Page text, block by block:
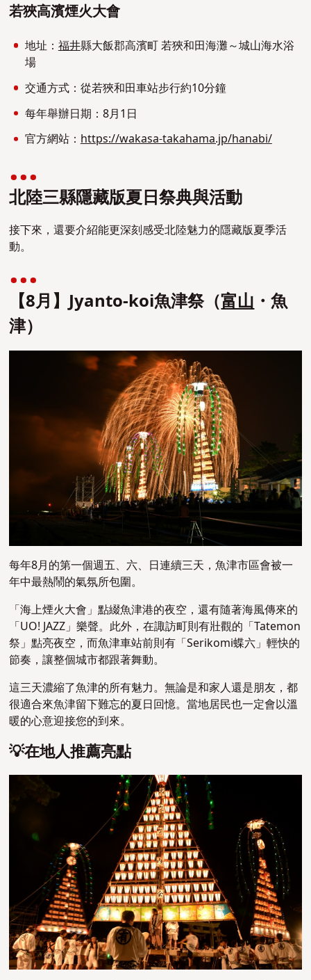
若狹高濱煙火大會
地址：福井縣大飯郡高濱町 若狹和田海灘～城山海水浴
場
交通方式：從若狹和田車站步行約10分鐘
每年舉辦日期：8月1日
官方網站：https://wakasa-takahama.jp/hanabi/
北陸三縣隱藏版夏日祭典與活動
接下來，還要介紹能更深刻感受北陸魅力的隱藏版夏季活
動。
【8月】Jyanto-koi魚津祭（富山・魚
津）
每年8月的第一個週五、六、日連續三天，魚津市區會被一
年中最熱鬧的氣氛所包圍。
「海上煙火大會」點綴魚津港的夜空，還有隨著海風傳來的
「UO! JAZZ」樂聲。此外，在諏訪町則有壯觀的「Tatemon
祭」點亮夜空，而魚津車站前則有「Serikomi蝶六」輕快的
節奏，讓整個城市都跟著舞動。
這三天濃縮了魚津的所有魅力。無論是和家人還是朋友，都
很適合來魚津留下難忘的夏日回憶。當地居民也一定會以溫
暖的心意迎接您的到來。
💡在地人推薦亮點